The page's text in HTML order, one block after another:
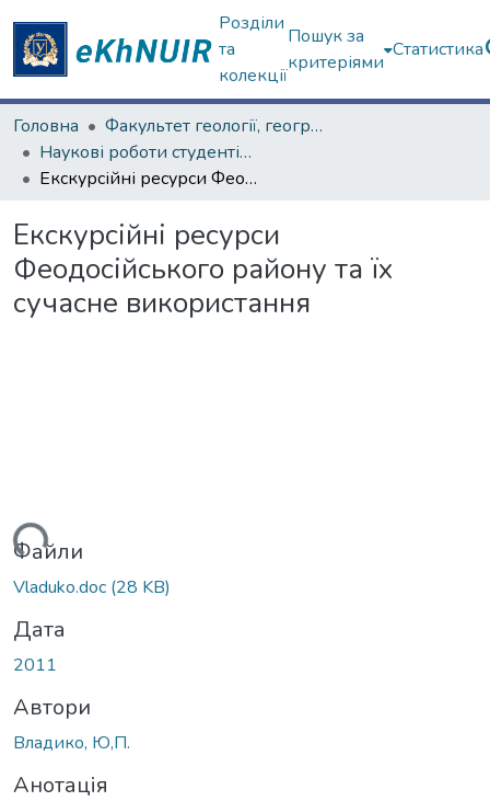
Розділи
та
колекції
Пошук за
критеріями
Статистика
Головна
Факультет геології, географіії, рекреації і туризму
Наукові роботи студентів та аспірантів. Факультет геології, географіії, рекреації і туризму
Екскурсійні ресурси Феодосійського району та їх сучасне використання
Екскурсійні ресурси
Феодосійського району та їх
сучасне використання
Файли
Vladuko.doc (28 KB)
Дата
2011
Автори
Владико, Ю,П.
Анотація